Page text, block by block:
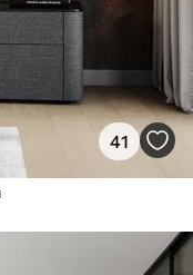
41